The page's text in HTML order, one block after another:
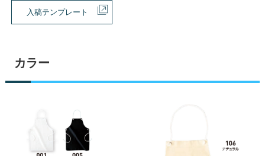
入稿テンプレート
カラー